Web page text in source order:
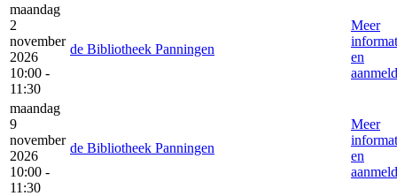
maandag
2
november
2026
10:00 -
11:30
de Bibliotheek Panningen
Meer
en
maandag
9
november
2026
10:00 -
11:30
de Bibliotheek Panningen
Meer
en